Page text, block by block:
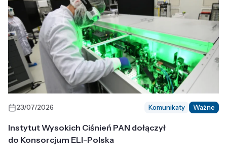
23/07/2026 Komunikaty Ważne
Instytut Wysokich Ciśnień PAN dołączył
do Konsorcjum ELI-Polska